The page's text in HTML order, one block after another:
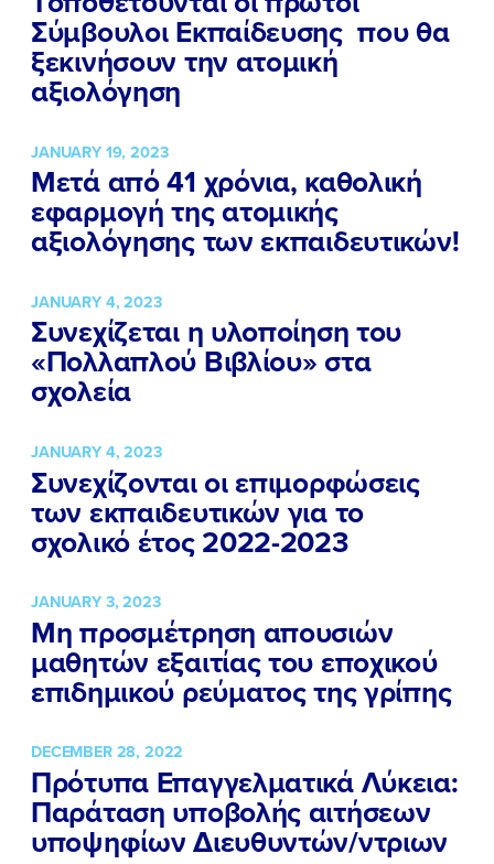
Σύμβουλοι Εκπαίδευσης που θα
ξεκινήσουν την ατομική
αξιολόγηση
JANUARY 19, 2023
Μετά από 41 χρόνια, καθολική
εφαρμογή της ατομικής
αξιολόγησης των εκπαιδευτικών!
JANUARY 4, 2023
Συνεχίζεται η υλοποίηση του
«Πολλαπλού Βιβλίου» στα
σχολεία
JANUARY 4, 2023
Συνεχίζονται οι επιμορφώσεις
των εκπαιδευτικών για το
σχολικό έτος 2022-2023
JANUARY 3, 2023
Μη προσμέτρηση απουσιών
μαθητών εξαιτίας του εποχικού
επιδημικού ρεύματος της γρίπης
DECEMBER 28, 2022
Πρότυπα Επαγγελματικά Λύκεια:
Παράταση υποβολής αιτήσεων
υποψηφίων Διευθυντών/ντριων